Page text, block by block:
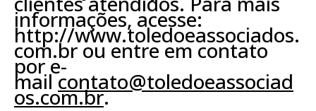
informações, acesse:
http://www.toledoeassociados.
com.br ou entre em contato
por e-
mailcontato@toledoeassociad
os.com.br.